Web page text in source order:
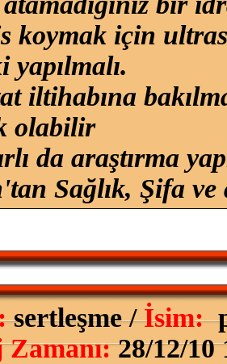
koymak için
yapılmalı.
iltihabına
olabilir
da araştırma
Sağlık, Şifa
sertleşme /İsim:
Zamanı:28/12/10